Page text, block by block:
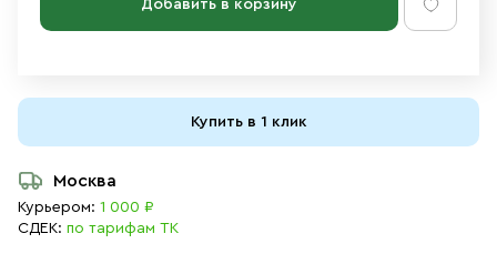
Добавить в корзину
Купить в 1 клик
Москва
Курьером: 1 000 ₽
СДЕК: по тарифам ТК